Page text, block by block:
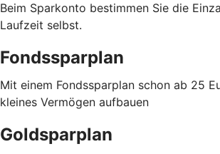
Beim Sparkonto bestimmen Sie die
Laufzeit selbst.
Fondssparplan
Mit einem Fondssparplan schon ab 25
kleines Vermögen aufbauen
Goldsparplan